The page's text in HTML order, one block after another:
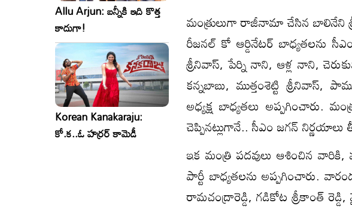
Allu Arjun: బన్నీకి ఇది కొత్త
కాదుగా!
Korean Kanakaraju:
కో.క..ఓ హర్రర్ కామెడీ
మంత్రులుగా రాజీనామా చేసిన బాలినేని
రీజనల్‌ కో ఆర్డినేటర్‌ బాధ్యతలను
శ్రీనివాస్, పేర్ని నాని, ఆళ్ల నాని,
కన్నబాబు, ముత్తంశెట్టి శ్రీనివాస్,
అధ్యక్ష బాధ్యతలు అప్పగించారు.
చెప్పినట్లుగానే.. సీఎం జగన్‌ నిర్ణయాలు
ఇక మంత్రి పదవులు ఆశించిన
పార్టీ బాధ్యతలను అప్పగించారు.
రామచంద్రారెడ్డి, గడికోట శ్రీకాంత్‌